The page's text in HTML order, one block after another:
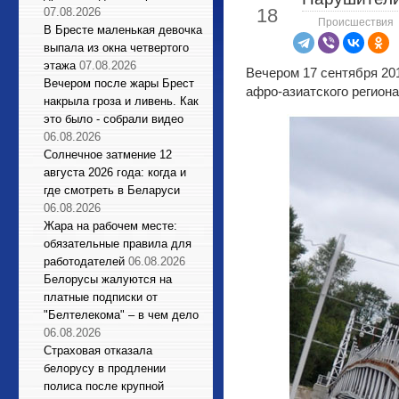
07.08.2026
В Бресте маленькая девочка
выпала из окна четвертого
этажа 07.08.2026
Вечером после жары Брест
накрыла гроза и ливень. Как
это было - собрали видео
06.08.2026
Солнечное затмение 12
августа 2026 года: когда и
где смотреть в Беларуси
06.08.2026
Жара на рабочем месте:
обязательные правила для
работодателей 06.08.2026
Белорусы жалуются на
платные подписки от
"Белтелекома" – в чем дело
06.08.2026
Страховая отказала
белорусу в продлении
полиса после крупной
18 Происшествия
Вечером 17 сентября
афро-азиатского